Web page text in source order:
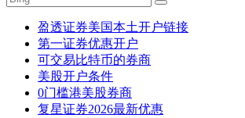
盈透证券美国本土开户链接
第一证券优惠开户
可交易比特币的券商
美股开户条件
0门槛港美股券商
复星证券2026最新优惠